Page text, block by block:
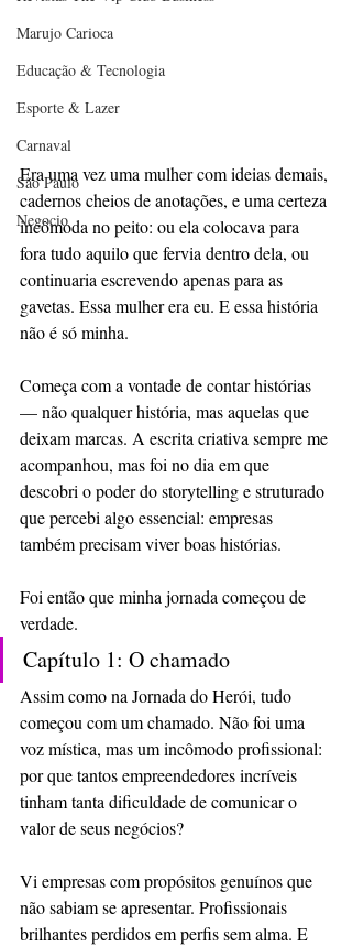
Marujo Carioca
Educação & Tecnologia
Esporte & Lazer
Carnaval
São Paulo
Negocio
Era uma vez uma mulher com ideias demais,
cadernos cheios de anotações, e uma certeza
incômoda no peito: ou ela colocava para
fora tudo aquilo que fervia dentro dela, ou
continuaria escrevendo apenas para as
gavetas. Essa mulher era eu. E essa história
não é só minha.
Começa com a vontade de contar histórias
— não qualquer história, mas aquelas que
deixam marcas. A escrita criativa sempre me
acompanhou, mas foi no dia em que
descobri o poder do storytelling e struturado
que percebi algo essencial: empresas
também precisam viver boas histórias.
Foi então que minha jornada começou de
verdade.
Capítulo 1: O chamado
Assim como na Jornada do Herói, tudo
começou com um chamado. Não foi uma
voz mística, mas um incômodo profissional:
por que tantos empreendedores incríveis
tinham tanta dificuldade de comunicar o
valor de seus negócios?
Vi empresas com propósitos genuínos que
não sabiam se apresentar. Profissionais
brilhantes perdidos em perfis sem alma. E